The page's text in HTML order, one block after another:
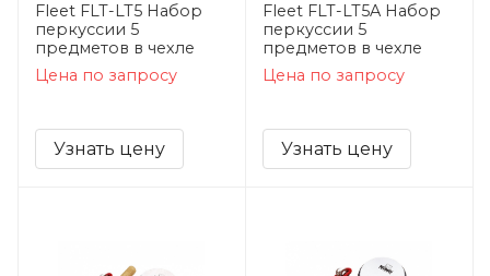
Fleet FLT-LT5 Набор
перкуссии 5
предметов в чехле
Цена по запросу
Узнать цену
Fleet FLT-LT5A Набор
перкуссии 5
предметов в чехле
Цена по запросу
Узнать цену